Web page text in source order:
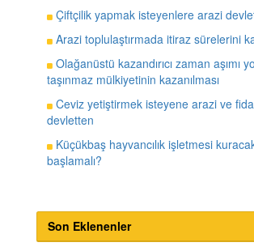
Çiftçilik yapmak isteyenlere arazi
Arazi toplulaştırmada itiraz sürelerini
Olağanüstü kazandırıcı zaman aşımı
taşınmaz mülkiyetinin kazanılması
Ceviz yetiştirmek isteyene arazi ve
devletten
Küçükbaş hayvancılık işletmesi
başlamalı?
Son Eklenenler